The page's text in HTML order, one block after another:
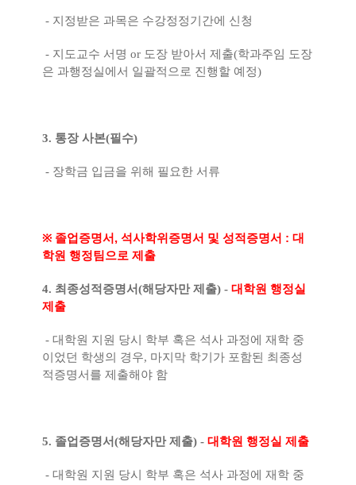
- 지정받은 과목은 수강정정기간에 신청
- 지도교수 서명 or 도장 받아서 제출(학과주임 도장
은 과행정실에서 일괄적으로 진행할 예정)
3. 통장 사본(필수)
- 장학금 입금을 위해 필요한 서류
※ 졸업증명서 , 석사학위증명서 및 성적증명서 : 대
학원 행정팀으로 제출
4. 최종성적증명서(해당자만 제출) - 대학원 행정실
제출
- 대학원 지원 당시 학부 혹은 석사 과정에 재학 중
이었던 학생의 경우, 마지막 학기가 포함된 최종성
적증명서를 제출해야 함
5. 졸업증명서(해당자만 제출) - 대학원 행정실 제출
- 대학원 지원 당시 학부 혹은 석사 과정에 재학 중